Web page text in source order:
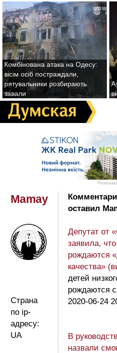
Комбінована атака на Одесу:
вісім осіб постраждали,
рятувальники розбирають
завали
Реклама
Mamay
Страна
по ip-
адресу:
UA
оставил
Депутат от
заявила,
рождаются
качества»
детей
рождаются
2020-06-24
В
назвали